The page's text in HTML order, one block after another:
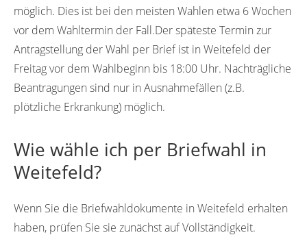
möglich. Dies ist bei den meisten Wahlen etwa 6 Wochen
vor dem Wahltermin der Fall.Der späteste Termin zur
Antragstellung der Wahl per Brief ist in Weitefeld der
Freitag vor dem Wahlbeginn bis 18:00 Uhr. Nachträgliche
Beantragungen sind nur in Ausnahmefällen (z.B.
plötzliche Erkrankung) möglich.
Wie wähle ich per Briefwahl in
Weitefeld?
Wenn Sie die Briefwahldokumente in Weitefeld erhalten
haben, prüfen Sie sie zunächst auf Vollständigkeit.